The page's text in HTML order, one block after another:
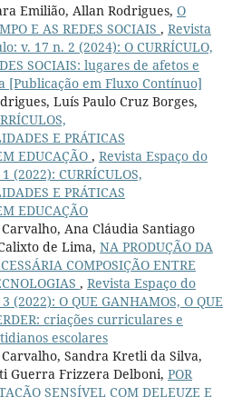
Emilião, Allan Rodrigues, O
E AS REDES SOCIAIS , Revista
v. 17 n. 2 (2024): O CURRÍCULO,
SOCIAIS: lugares de afetos e
[Publicação em Fluxo Contínuo]
Luís Paulo Cruz Borges,
E PRÁTICAS
EDUCAÇÃO , Revista Espaço do
(2022): CURRÍCULOS,
E PRÁTICAS
EDUCAÇÃO
Ana Cláudia Santiago
de Lima, NA PRODUÇÃO DA
COMPOSIÇÃO ENTRE
, Revista Espaço do
(2022): O QUE GANHAMOS, O QUE
criações curriculares e
escolares
Sandra Kretli da Silva,
Guerra Frizzera Delboni, POR
SENSÍVEL COM DELEUZE E